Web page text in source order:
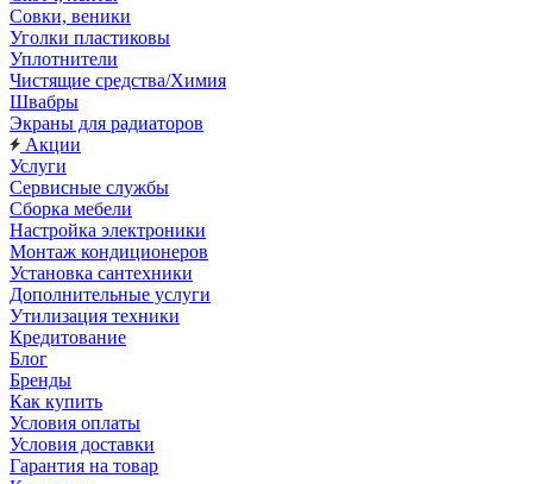
Совки, веники
Уголки пластиковы
Уплотнители
Чистящие средства/Химия
Швабры
Экраны для радиаторов
Акции
Услуги
Сервисные службы
Сборка мебели
Настройка электроники
Монтаж кондиционеров
Установка сантехники
Дополнительные услуги
Утилизация техники
Кредитование
Блог
Бренды
Как купить
Условия оплаты
Условия доставки
Гарантия на товар